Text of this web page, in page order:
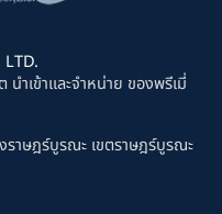
ำเข้าและจำหน่าย ของพรีเมี่
ราษฎร์บูรณะ เขตราษฎร์บูรณะ